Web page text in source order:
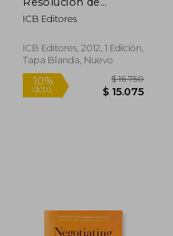
Conflictos
ICB Editores
ICB Editores, 2012, 1 Edición,
Tapa Blanda, Nuevo